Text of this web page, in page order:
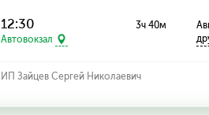
12:30
Автовокзал
3ч 40м
ИП Зайцев Сергей Николаевич